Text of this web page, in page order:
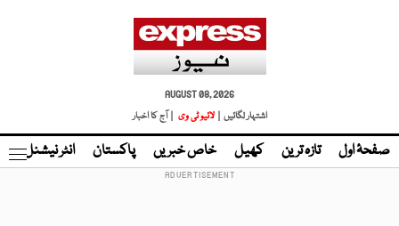
AUGUST 08, 2026
اشتہار لگائیں |
لائیو ٹی وی | آج کا اخبار
صفحۂ اول تازہ ترین کھیل خاص خبریں پاکستان انٹر نیشنل